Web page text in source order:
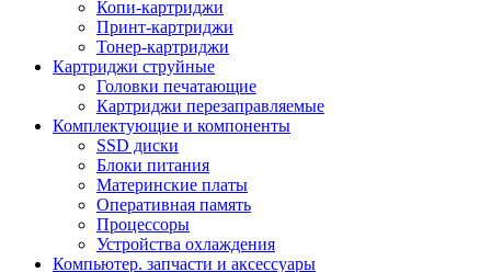
Копи-картриджи
Принт-картриджи
Тонер-картриджи
Картриджи струйные
Головки печатающие
Картриджи перезаправляемые
Комплектующие и компоненты
SSD диски
Блоки питания
Материнские платы
Оперативная память
Процессоры
Устройства охлаждения
Компьютер. запчасти и аксессуары